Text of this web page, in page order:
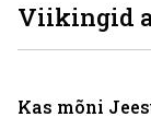
Viikingid
Kas mõni